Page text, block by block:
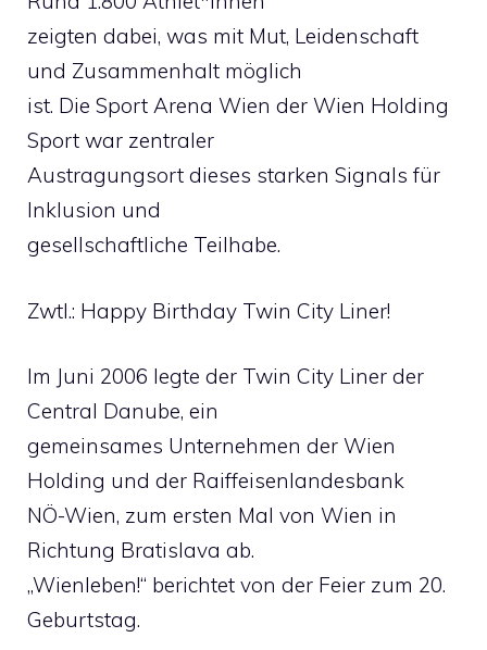
zeigten dabei, was mit Mut, Leidenschaft
und Zusammenhalt möglich
ist. Die Sport Arena Wien der Wien Holding
Sport war zentraler
Austragungsort dieses starken Signals für
Inklusion und
gesellschaftliche Teilhabe.
Zwtl.: Happy Birthday Twin City Liner!
Im Juni 2006 legte der Twin City Liner der
Central Danube, ein
gemeinsames Unternehmen der Wien
Holding und der Raiffeisenlandesbank
NÖ-Wien, zum ersten Mal von Wien in
Richtung Bratislava ab.
„Wienleben!“ berichtet von der Feier zum 20.
Geburtstag.